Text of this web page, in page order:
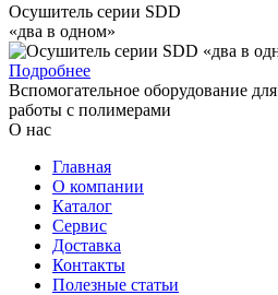
Осушитель серии SDD
«два в одном»
Подробнее
Вспомогательное оборудование для
работы с полимерами
О нас
Главная
О компании
Каталог
Сервис
Доставка
Контакты
Полезные статьи